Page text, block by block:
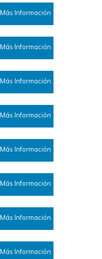
Más Información
Más Información
Más Información
Más Información
Más Información
Más Información
Más Información
Más Información